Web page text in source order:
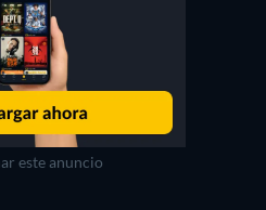
este anuncio